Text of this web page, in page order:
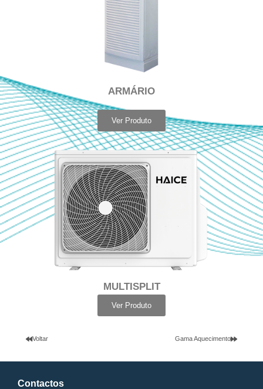
ARMÁRIO
Ver Produto
MULTISPLIT
Ver Produto
Voltar Gama Aquecimento
Contactos